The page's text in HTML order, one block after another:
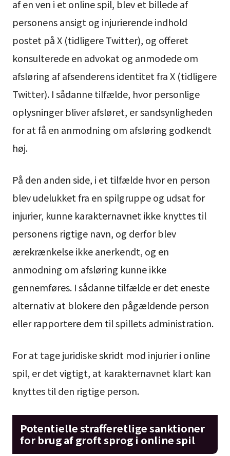
af en ven i et online spil, blev et billede af
personens ansigt og injurierende indhold
postet på X (tidligere Twitter), og offeret
konsulterede en advokat og anmodede om
afsløring af afsenderens identitet fra X (tidligere
Twitter). I sådanne tilfælde, hvor personlige
oplysninger bliver afsløret, er sandsynligheden
for at få en anmodning om afsløring godkendt
høj.
På den anden side, i et tilfælde hvor en person
blev udelukket fra en spilgruppe og udsat for
injurier, kunne karakternavnet ikke knyttes til
personens rigtige navn, og derfor blev
ærekrænkelse ikke anerkendt, og en
anmodning om afsløring kunne ikke
gennemføres. I sådanne tilfælde er det eneste
alternativ at blokere den pågældende person
eller rapportere dem til spillets administration.
For at tage juridiske skridt mod injurier i online
spil, er det vigtigt, at karakternavnet klart kan
knyttes til den rigtige person.
Potentielle strafferetlige sanktioner
for brug af groft sprog i online spil